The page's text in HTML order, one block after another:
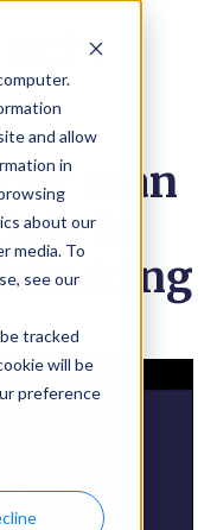
and allow
in
about our
media. To
see our
tracked
will be
preference
man
är